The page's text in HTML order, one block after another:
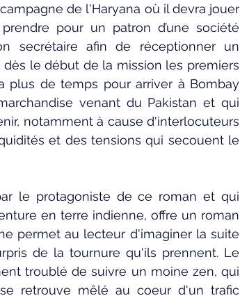
de l'Haryana où il devra jouer
pour un patron d’une société
secrétaire afin de réceptionner un
le début de la mission les premiers
plus de temps pour arriver à Bombay
venant du Pakistan et qui
notamment à cause d'interlocuteurs
et des tensions qui secouent le
le protagoniste de ce roman et qui
en terre indienne, offre un roman
permet au lecteur d'imaginer la suite
de la tournure qu'ils prennent. Le
troublé de suivre un moine zen, qui
retrouve mêlé au coeur d'un trafic